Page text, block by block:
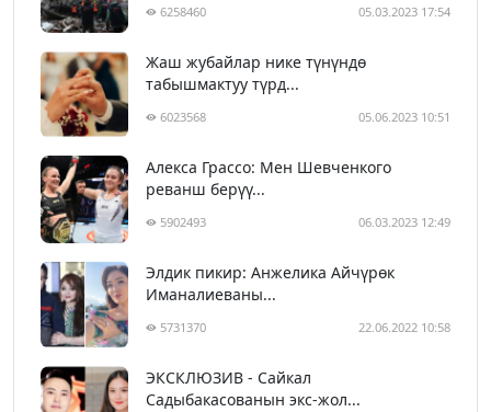
6258460 05.03.2023 17:54
Жаш жубайлар нике түнүндө
табышмактуу түрд...
6023568 05.06.2023 10:51
Алекса Грассо: Мен Шевченкого
реванш берүү...
5902493 06.03.2023 12:49
Элдик пикир: Анжелика Айчүрөк
Иманалиеваны...
5731370 22.06.2022 10:58
ЭКСКЛЮЗИВ - Сайкал
Садыбакасованын экс-жол...